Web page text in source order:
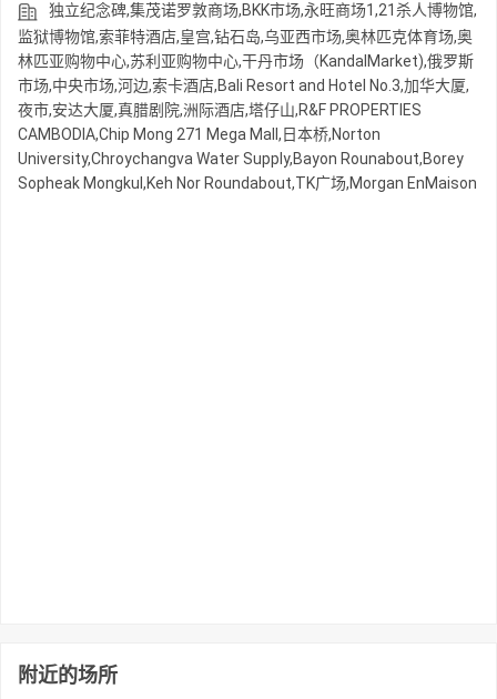
独立纪念碑,集茂诺罗敦商场,BKK市场,永旺商场1,21杀人博物馆,
监狱博物馆,索菲特酒店,皇宫,钻石岛,乌亚西市场,奥林匹克体育场,奥
林匹亚购物中心,苏利亚购物中心,干丹市场（KandalMarket),俄罗斯
市场,中央市场,河边,索卡酒店,Bali Resort and Hotel No.3,加华大厦,
夜市,安达大厦,真腊剧院,洲际酒店,塔仔山,R&F PROPERTIES
CAMBODIA,Chip Mong 271 Mega Mall,日本桥,Norton
University,Chroychangva Water Supply,Bayon Rounabout,Borey
Sopheak Mongkul,Keh Nor Roundabout,TK广场,Morgan EnMaison
附近的场所